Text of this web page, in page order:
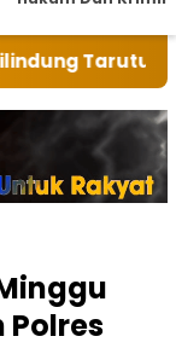
Ingatkan
Polres